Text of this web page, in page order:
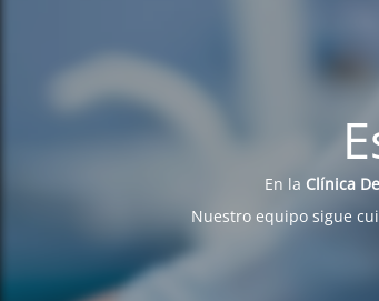
En la Clínica
Nuestro equipo sigue